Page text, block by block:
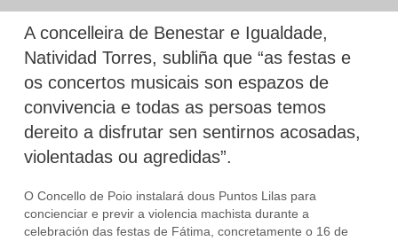
A concelleira de Benestar e Igualdade,
Natividad Torres, subliña que “as festas e
os concertos musicais son espazos de
convivencia e todas as persoas temos
dereito a disfrutar sen sentirnos acosadas,
violentadas ou agredidas”.
O Concello de Poio instalará dous Puntos Lilas para
concienciar e previr a violencia machista durante a
celebración das festas de Fátima, concretamente o 16 de